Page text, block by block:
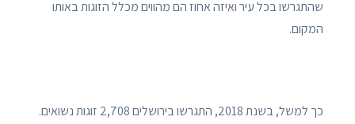
שהתגרשו בכל עיר ואיזה אחוז הם מהווים מכלל הזוגות באותו
המקום.
כך למשל, בשנת 2018, התגרשו בירושלים 2,708 זוגות נשואים.